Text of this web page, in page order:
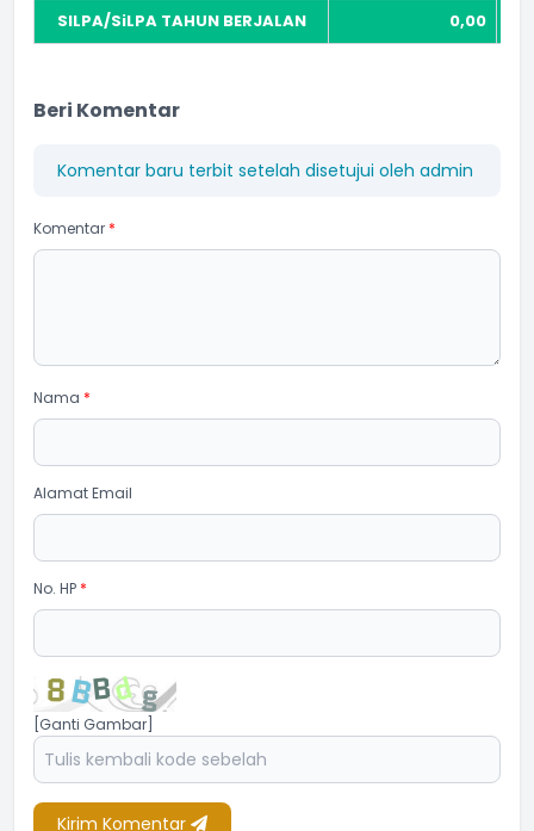
SILPA/SiLPA TAHUN BERJALAN
0,00
Beri Komentar
Komentar baru terbit setelah disetujui oleh admin
Komentar *
Nama *
Alamat Email
No. HP *
[Ganti Gambar]
Kirim Komentar